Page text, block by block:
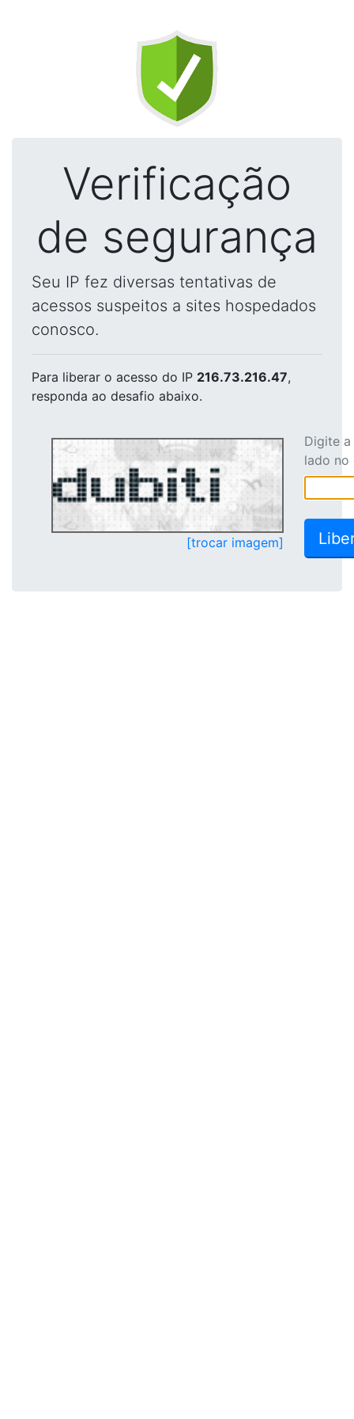
Verificação
de segurança
Seu IP fez diversas tentativas de
acessos suspeitos a sites hospedados
conosco.
Para liberar o acesso do IP 216.73.216.47,
responda ao desafio abaixo.
[trocar imagem]
Digite
lado no